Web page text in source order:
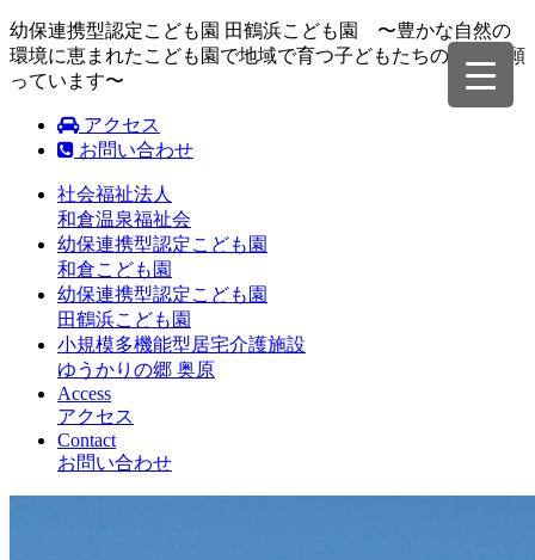
幼保連携型認定こども園 田鶴浜こども園 〜豊かな自然の
環境に恵まれたこども園で地域で育つ子どもたちの成長を願
っています〜
アクセス
お問い合わせ
社会福祉法人
和倉温泉福祉会
幼保連携型認定こども園
和倉こども園
幼保連携型認定こども園
田鶴浜こども園
小規模多機能型居宅介護施設
ゆうかりの郷 奥原
Access
アクセス
Contact
お問い合わせ